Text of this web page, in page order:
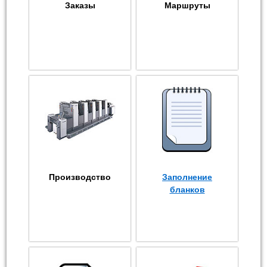
Заказы Маршруты
Производство
Заполнение
бланков